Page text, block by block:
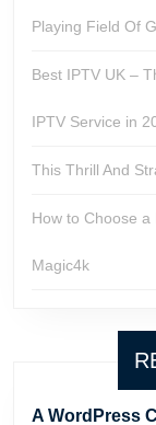
Playing Field Of
Best IPTV UK –
IPTV Service in
This Thrill And
How to Choose
Magic4k
A WordPress